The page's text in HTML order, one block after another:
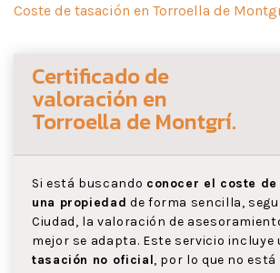
Coste de tasación en Torroella de
Certificado de
valoración en
Torroella de Montgrí.
Si está buscando conocer el coste
una propiedad de forma sencilla,
Ciudad, la valoración de
mejor se adapta. Este servicio incluye
tasación no oficial, por lo que no